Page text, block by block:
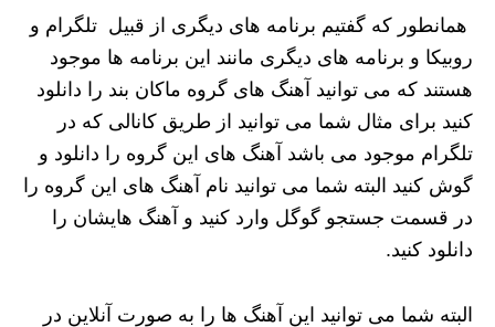
همانطور که گفتیم برنامه ‌های دیگری از قبیل تلگرام و
روبیکا و برنامه‌ های دیگری مانند این برنامه‌ ها موجود
هستند که می توانید آهنگ های گروه ماکان بند را دانلود
کنید برای مثال شما می توانید از طریق کانالی که در
تلگرام موجود می باشد آهنگ های این گروه را دانلود و
گوش کنید البته شما می توانید نام آهنگ های این گروه را
در قسمت جستجو گوگل وارد کنید و آهنگ هایشان را
دانلود کنید.
البته شما می توانید این آهنگ ها را به صورت آنلاین در